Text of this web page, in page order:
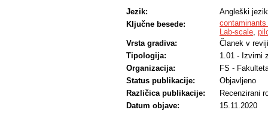
cav, tcav or the presence of UV-C light
hydrodynamic power of the cavitator
Overall, the results show the potential
treatment technology and pave the way
Jezik:
Angleški jezik
Ključne besede:
Lab-scale,
Vrsta gradiva:
Članek v reviji
Tipologija:
1.01 - Izvirni
Organizacija:
FS -
Status publikacije:
Objavljeno
Različica publikacije:
Recenzirani
Datum objave:
15.11.2020